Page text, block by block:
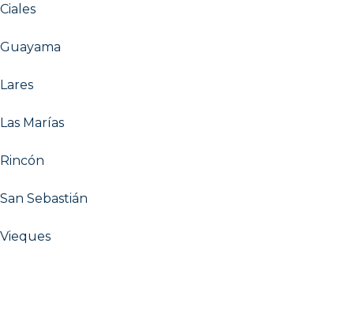
Ciales
Guayama
Lares
Las Marías
Rincón
San Sebastián
Vieques